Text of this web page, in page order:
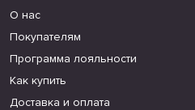
О нас
Покупателям
Программа лояльности
Как купить
Доставка и оплата